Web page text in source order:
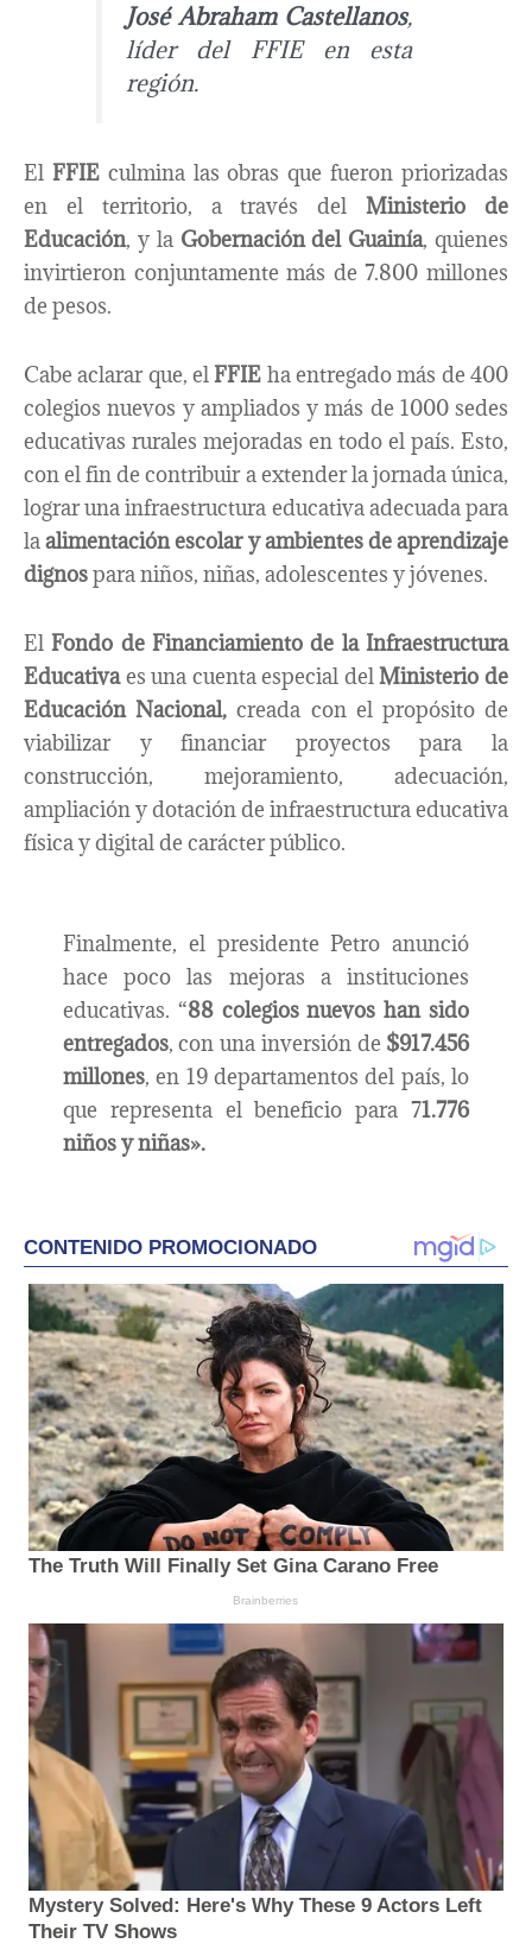
José Abraham Castellanos,
líder del FFIE en esta
región.
El FFIE culmina las obras que fueron priorizadas
en el territorio, a través delMinisterio de
Educación, y la Gobernación del Guainía, quienes
invirtieron conjuntamente más de 7.800 millones
de pesos.
Cabe aclarar que, elFFIE ha entregado más de 400
colegios nuevos y ampliados y más de 1000 sedes
educativas rurales mejoradas en todo el país. Esto,
con el fin de contribuir a extender la jornada única,
lograr una infraestructura educativa adecuada para
laalimentación escolar y ambientes de aprendizaje
dignospara niños, niñas, adolescentes y jóvenes.
ElFondo de Financiamiento de la Infraestructura
Educativaes una cuenta especial delMinisterio de
Educación Nacional, creada con el propósito de
viabilizar y financiar proyectos para la
construcción, mejoramiento, adecuación,
ampliación y dotación de infraestructura educativa
física y digital de carácter público.
Finalmente, el presidente Petro anunció
hace poco las mejoras a instituciones
educativas. “88 colegios nuevos han sido
entregados, con una inversión de $917.456
millones, en 19 departamentos del país, lo
que representa el beneficio para 71.776
niños y niñas».